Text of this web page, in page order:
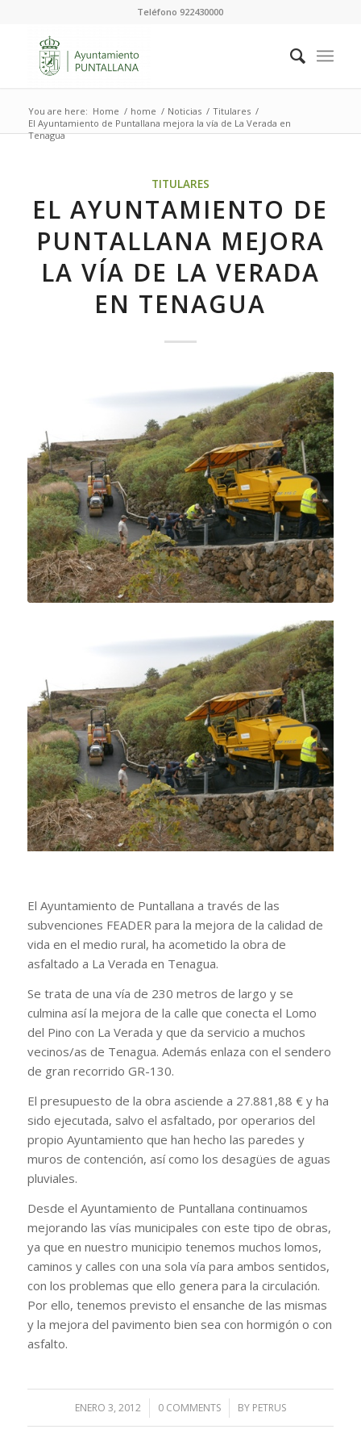
Teléfono 922430000
You are here: Home / home / Noticias / Titulares /
El Ayuntamiento de Puntallana mejora la vía de La Verada en
Tenagua
TITULARES
EL AYUNTAMIENTO DE
PUNTALLANA MEJORA
LA VÍA DE LA VERADA
EN TENAGUA
El Ayuntamiento de Puntallana a través de las
subvenciones FEADER para la mejora de la calidad de
vida en el medio rural, ha acometido la obra de
asfaltado a La Verada en Tenagua.
Se trata de una vía de 230 metros de largo y se
culmina así la mejora de la calle que conecta el Lomo
del Pino con La Verada y que da servicio a muchos
vecinos/as de Tenagua. Además enlaza con el sendero
de gran recorrido GR-130.
El presupuesto de la obra asciende a 27.881,88 € y ha
sido ejecutada, salvo el asfaltado, por operarios del
propio Ayuntamiento que han hecho las paredes y
muros de contención, así como los desagües de aguas
pluviales.
Desde el Ayuntamiento de Puntallana continuamos
mejorando las vías municipales con este tipo de obras,
ya que en nuestro municipio tenemos muchos lomos,
caminos y calles con una sola vía para ambos sentidos,
con los problemas que ello genera para la circulación.
Por ello, tenemos previsto el ensanche de las mismas
y la mejora del pavimento bien sea con hormigón o con
asfalto.
ENERO 3, 2012
/ 0 COMMENTS
/ BY PETRUS